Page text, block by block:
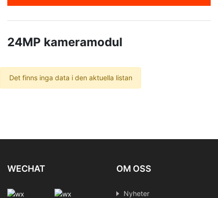
24MP kameramodul
Det finns inga data i den aktuella listan
WECHAT OM OSS
Nyheter